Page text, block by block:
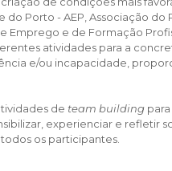
Porto - AEP, Associação do
Emprego e de Formação
atividades para a
e/ou incapacidade,
de team building
experienciar e refletir
os participantes.